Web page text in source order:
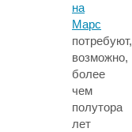
на
Марс
потребуют,
возможно,
более
чем
полутора
лет